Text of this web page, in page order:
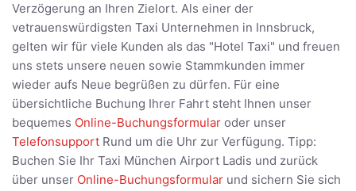
Verzögerung an Ihren Zielort. Als einer der
vetrauenswürdigsten Taxi Unternehmen in Innsbruck,
gelten wir für viele Kunden als das "Hotel Taxi" und freuen
uns stets unsere neuen sowie Stammkunden immer
wieder aufs Neue begrüßen zu dürfen. Für eine
übersichtliche Buchung Ihrer Fahrt steht Ihnen unser
bequemes Online-Buchungsformular oder unser
Telefonsupport Rund um die Uhr zur Verfügung. Tipp:
Buchen Sie Ihr Taxi München Airport Ladis und zurück
über unser Online-Buchungsformular und sichern Sie sich